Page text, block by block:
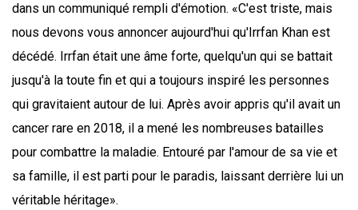
dans un communiqué rempli d'émotion. «C'est triste, mais
nous devons vous annoncer aujourd'hui qu'Irrfan Khan est
décédé. Irrfan était une âme forte, quelqu'un qui se battait
jusqu'à la toute fin et qui a toujours inspiré les personnes
qui gravitaient autour de lui. Après avoir appris qu'il avait un
cancer rare en 2018, il a mené les nombreuses batailles
pour combattre la maladie. Entouré par l'amour de sa vie et
sa famille, il est parti pour le paradis, laissant derrière lui un
véritable héritage».